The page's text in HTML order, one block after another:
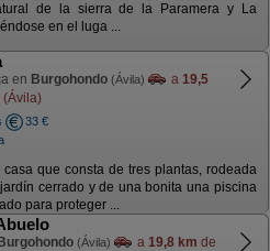
de la sierra de la Paramera y La
en el luga ...
en Burgohondo (Ávila) a 19,5
(Ávila)
33 €
casa que consta de tres plantas, rodeada
cerrado y de una bonita una piscina
para proteger ...
Burgohondo (Ávila) a 19,8 km de